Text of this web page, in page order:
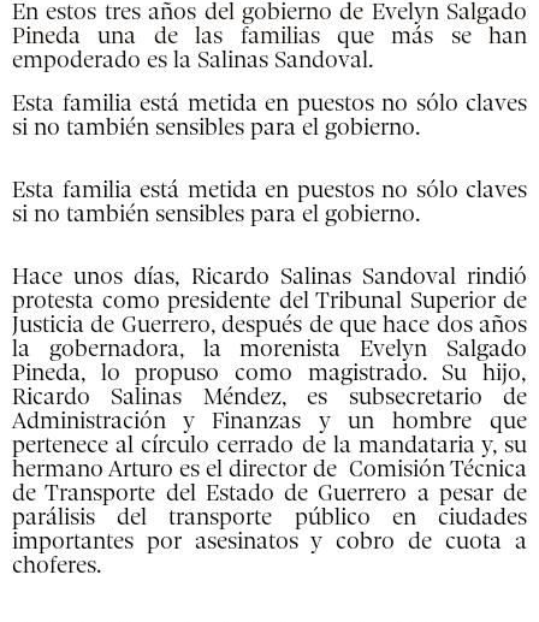
En estos tres años del gobierno de Evelyn Salgado
Pineda una de las familias que más se han
empoderado es la Salinas Sandoval.
Esta familia está metida en puestos no sólo claves
si no también sensibles para el gobierno.
Esta familia está metida en puestos no sólo claves
si no también sensibles para el gobierno.
Hace unos días, Ricardo Salinas Sandoval rindió
protesta como presidente del Tribunal Superior de
Justicia de Guerrero, después de que hace dos años
la gobernadora, la morenista Evelyn Salgado
Pineda, lo propuso como magistrado. Su hijo,
Ricardo Salinas Méndez, es subsecretario de
Administración y Finanzas y un hombre que
pertenece al círculo cerrado de la mandataria y, su
hermano Arturo es el director de Comisión Técnica
de Transporte del Estado de Guerrero a pesar de
parálisis del transporte público en ciudades
importantes por asesinatos y cobro de cuota a
choferes.